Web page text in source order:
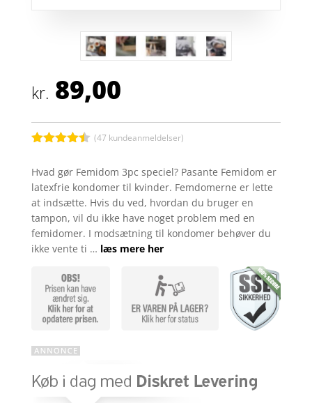
kr. 89,00
ud af 5
baseret
på
kundebedø
mmelser
(47 kundeanmeldelser)
Hvad gør Femidom 3pc speciel? Pasante Femidom er
latexfrie kondomer til kvinder. Femdomerne er lette
at indsætte. Hvis du ved, hvordan du bruger en
tampon, vil du ikke have noget problem med en
femidomer. I modsætning til kondomer behøver du
ikke vente ti … læs mere her